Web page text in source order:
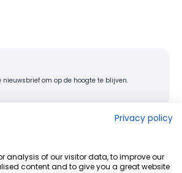
nieuwsbrief om op de hoogte te blijven.
Privacy policy
analysis of our visitor data, to improve our
content and to give you a great website